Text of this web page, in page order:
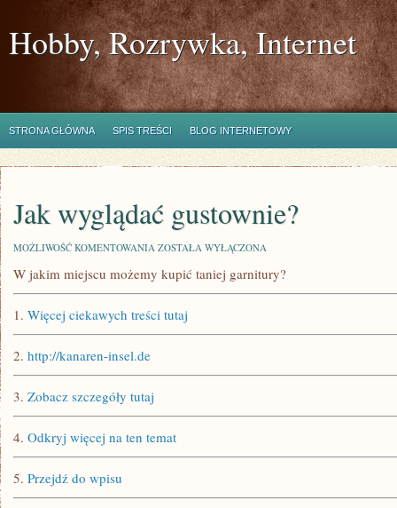
Hobby, Rozrywka, Internet
STRONA GŁÓWNA SPIS TREŚCI BLOG INTERNETOWY
Jak wyglądać gustownie?
MOŻLIWOŚĆ KOMENTOWANIA JAK
GUSTOWNIE?
ZOSTAŁA WYŁĄCZONA
W jakim miejscu możemy kupić taniej garnitury?
1. Więcej ciekawych treści tutaj
2. http://kanaren-insel.de
3. Zobacz szczegóły tutaj
4. Odkryj więcej na ten temat
5. Przejdź do wpisu